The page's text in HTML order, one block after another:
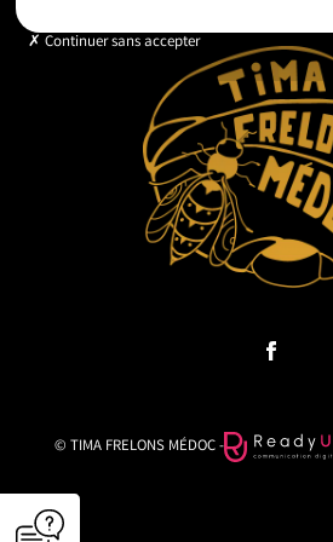
© TIMA FRELONS MÉDOC -
Continuer sans accepter